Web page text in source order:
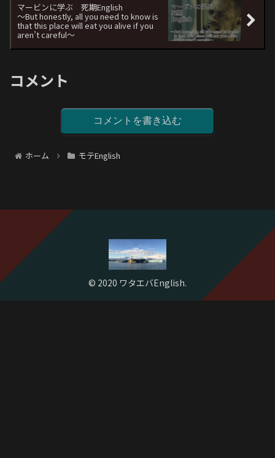
マービンに学ぶ 死期English
〜But honestly, all you need to know is
that this place will eat you alive if you
aren’t careful〜
コメント
コメントを書き込む
ホーム モテEnglish
© 2020 ワタエバEnglish.